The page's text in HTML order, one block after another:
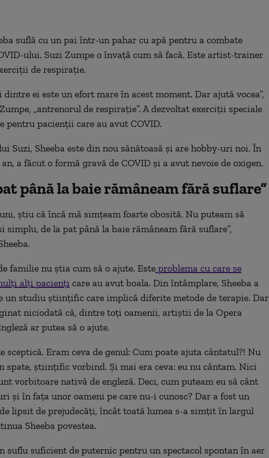
suflă cu un pai într-un pahar cu apă pentru a combate
ului. Suzi Zumpe o învață cum să facă. Este artist-trainer
de respirație.
dintre ei este un efort mare în acest moment. Dar ajută vocea”,
„antrenorul de respirație”. A dezvoltat exerciții speciale
pentru pacienții care au avut COVID.
Suzi, Sheeba este din nou sănătoasă și are hobby-uri noi. În
a făcut o formă gravă de COVID și a avut nevoie de oxigen.
până la baie rămâneam fără suflare”
știu că încă mă simțeam foarte obosită. Nu puteam să
simplu, de la pat până la baie rămâneam fără suflare”,
familie nu știa cum să o ajute. Este problema cu care se
alți pacienți care au avut boala. Din întâmplare, Sheeba a
un studiu științific care implică diferite metode de terapie. Dar
niciodată că, dintre toți oamenii, artiștii de la Opera
ar putea să o ajute.
sceptică. Eram ceva de genul: Cum poate ajuta cântatul?! Nu
spate, științific vorbind. Și mai era ceva: eu nu cântam. Nici
vorbitoare nativă de engleză. Deci, cum puteam eu să cânt
și în fața unor oameni pe care nu-i cunosc? Dar a fost un
lipsit de prejudecăți, încât toată lumea s-a simțit în largul
Sheeba povestea.
suflu suficient de puternic pentru un spectacol spontan în aer